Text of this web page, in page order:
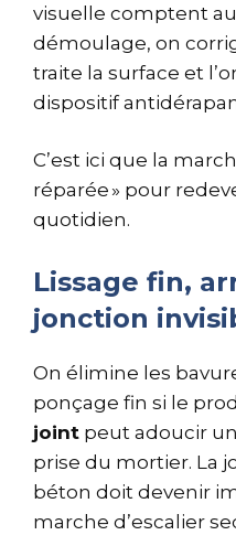
visuelle comptent
démoulage, on
traite la surface et
dispositif
C’est ici que la
réparée » pour
quotidien.
Lissage fin,
jonction
On élimine les
ponçage fin si le
joint peut adoucir
prise du mortier. La
béton doit devenir
marche d’escalier